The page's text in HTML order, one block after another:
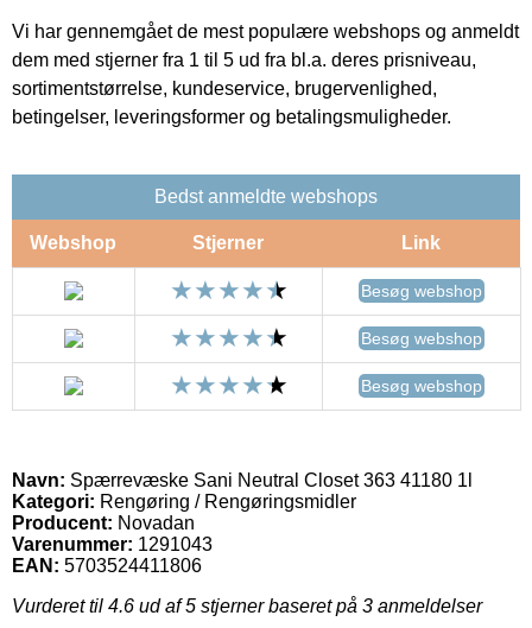
Vi har gennemgået de mest populære webshops og anmeldt
dem med stjerner fra 1 til 5 ud fra bl.a. deres prisniveau,
sortimentstørrelse, kundeservice, brugervenlighed,
betingelser, leveringsformer og betalingsmuligheder.
Bedst anmeldte webshops
Webshop Stjerner Link
Besøg webshop
Besøg webshop
Besøg webshop
Navn: Spærrevæske Sani Neutral Closet 363 41180 1l
Kategori: Rengøring / Rengøringsmidler
Producent: Novadan
Varenummer: 1291043
EAN: 5703524411806
Vurderet til 4.6 ud af 5 stjerner baseret på 3 anmeldelser